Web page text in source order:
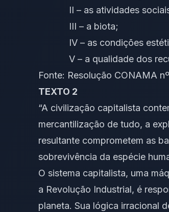
II – as atividades sociais
III – a biota;
IV – as condições
V – a qualidade dos
Fonte: Resolução CONAMA
TEXTO 2
“A civilização capitalista
mercantilização de tudo, a
resultante comprometem as
sobrevivência da espécie
O sistema capitalista, uma
a Revolução Industrial, é
planeta. Sua lógica irracional